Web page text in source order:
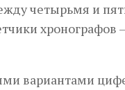
четырьмя и
хронографов
вариантами